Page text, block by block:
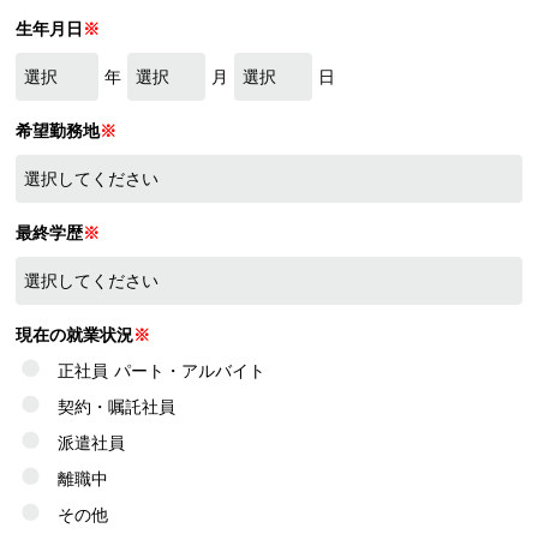
生年月日 ※
年 月 日
希望勤務地※
最終学歴※
現在の就業状況※
正社員 パート・アルバイト
契約・嘱託社員
派遣社員
離職中
その他